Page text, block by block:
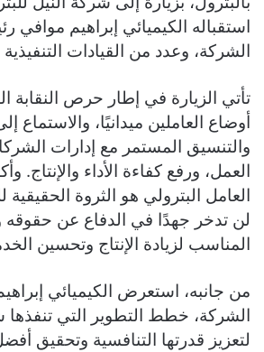
استقباله الكيميائي إبراهيم
الشركة، وعدد من القيادات التنفيذية
تأتي الزيارة في إطار حرص النقابة
أوضاع العاملين ميدانيًا، والاستماع
والتنسيق المستمر مع إدارات
العمل، ورفع كفاءة الأداء والإنتاج.
العامل البترولي هو الثروة الحقيقية
لن تدخر جهدًا في الدفاع عن حقوقه
المناسب لزيادة الإنتاج وتحسين
من جانبه، استعرض الكيميائي
الشركة، خطط التطوير التي تنفذها
لتعزيز قدرتها التنافسية وتحقيق